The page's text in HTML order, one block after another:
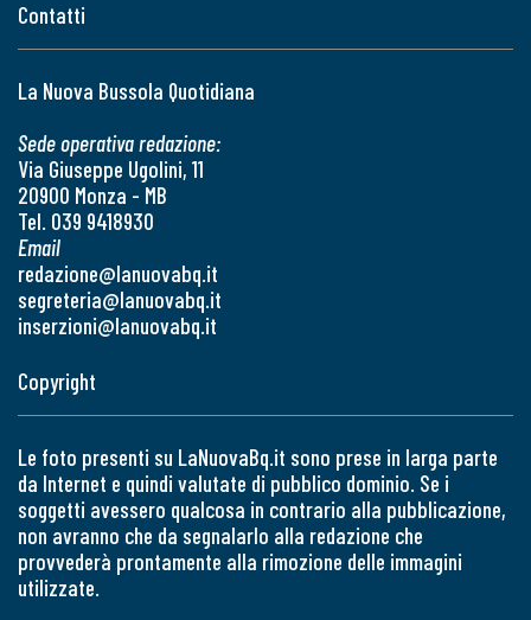
Contatti
La Nuova Bussola Quotidiana
Sede operativa redazione:
Via Giuseppe Ugolini, 11
20900 Monza - MB
Tel. 039 9418930
Email
redazione@lanuovabq.it
segreteria@lanuovabq.it
inserzioni@lanuovabq.it
Copyright
Le foto presenti su LaNuovaBq.it sono prese in larga parte
da Internet e quindi valutate di pubblico dominio. Se i
soggetti avessero qualcosa in contrario alla pubblicazione,
non avranno che da segnalarlo alla redazione che
provvederà prontamente alla rimozione delle immagini
utilizzate.